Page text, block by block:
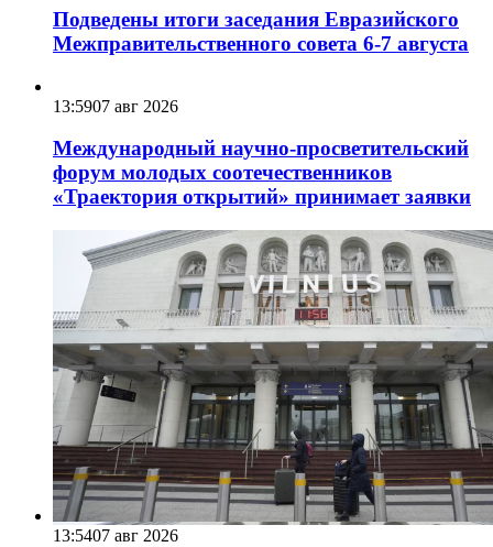
Подведены итоги заседания Евразийского
Межправительственного совета 6-7 августа
13:5907 авг 2026
Международный научно-просветительский
форум молодых соотечественников
«Траектория открытий» принимает заявки
13:5407 авг 2026